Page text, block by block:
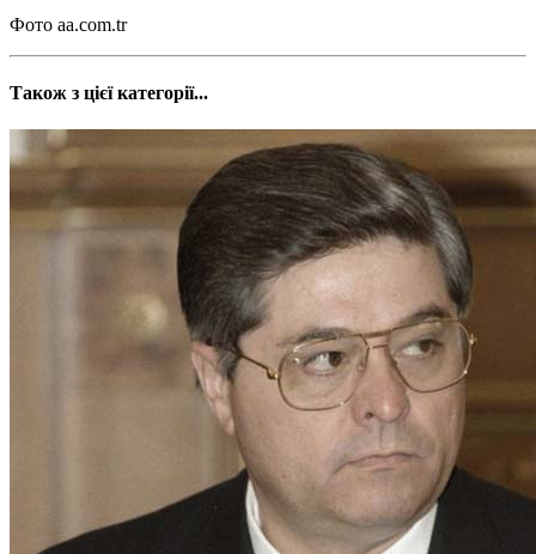
Фото aa.com.tr
Також з цієї категорії...